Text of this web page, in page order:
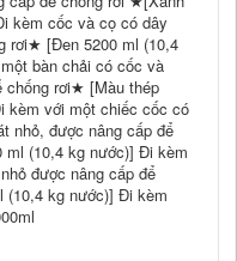
kèm cốc và cọ có dây
rơi★ [Đen 5200 ml (10,4
bàn chải có cốc và
chống rơi★ [Màu thép
kèm với một chiếc cốc có
nhỏ, được nâng cấp để
(10,4 kg nước)] Đi kèm
được nâng cấp để
(10,4 kg nước)] Đi kèm